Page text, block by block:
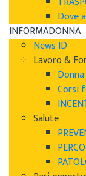
Dove
INFORMADONNA
News ID
Lavoro &
Corsi
Salute